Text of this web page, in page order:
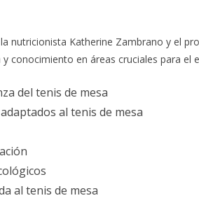
nutricionista Katherine Zambrano y el
conocimiento en áreas cruciales para el
del tenis de mesa
al tenis de mesa
al tenis de mesa